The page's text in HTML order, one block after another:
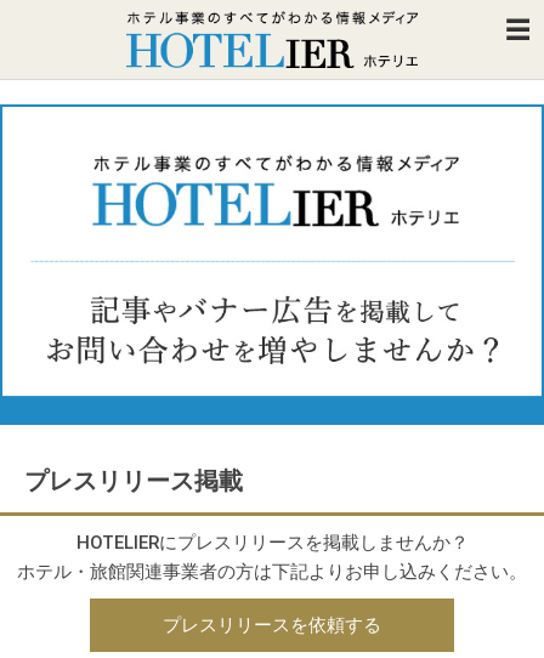
プレスリリース掲載
HOTELIERにプレスリリースを掲載しませんか？
ホテル・旅館関連事業者の方は下記よりお申し込みください。
プレスリリースを依頼する